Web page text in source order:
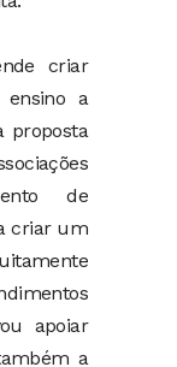
criar
ensino a
proposta
de
criar um
apoiar
a